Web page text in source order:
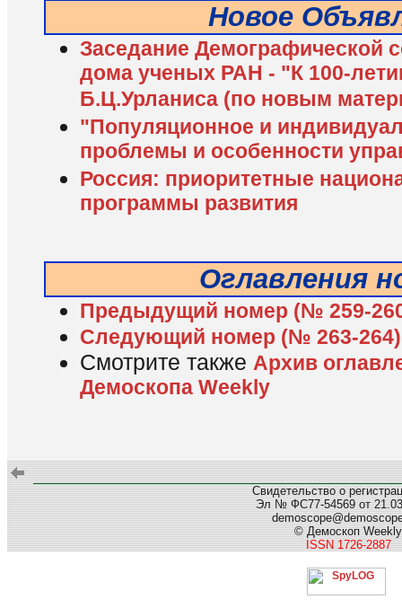
Новое
Заседание Демографической
дома ученых РАН - "К 100-
Б.Ц.Урланиса (по новым
"Популяционное и
проблемы и особенности
Россия: приоритетные
программы развития
Оглавления
Предыдущий номер (№ 259-
Следующий номер (№ 263-264)
Смотрите также Архив
Демоскопа Weekly
Свидетельство о
Эл № ФС77-54569 от
© Демоскоп Weekly
ISSN 1726-2887